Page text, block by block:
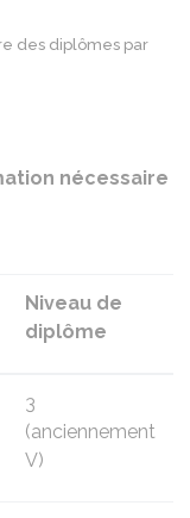
des diplômes par
nécessaire
Niveau de
diplôme
3
(anciennement
V)